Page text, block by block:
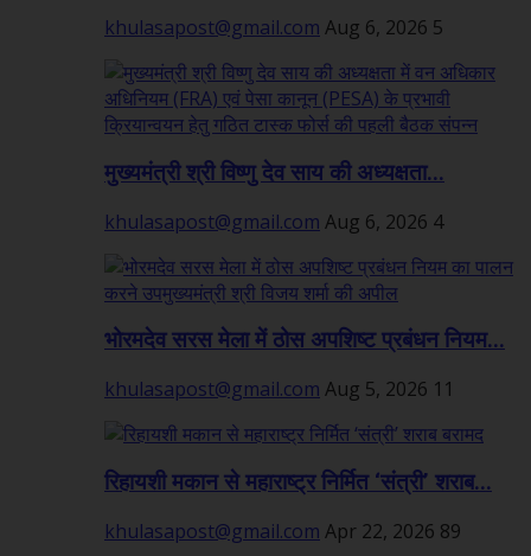
khulasapost@gmail.com Aug 6, 2026 5
मुख्यमंत्री श्री विष्णु देव साय की अध्यक्षता...
khulasapost@gmail.com Aug 6, 2026 4
भोरमदेव सरस मेला में ठोस अपशिष्ट प्रबंधन नियम...
khulasapost@gmail.com Aug 5, 2026 11
रिहायशी मकान से महाराष्ट्र निर्मित ‘संत्री’ शराब...
khulasapost@gmail.com Apr 22, 2026 89